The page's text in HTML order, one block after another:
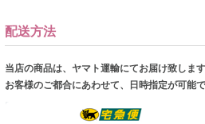
配送方法
当店の商品は、ヤマト運輸にてお届け致します
お客様のご都合にあわせて、日時指定が可能で